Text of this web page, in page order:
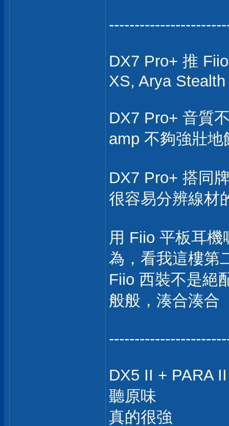
DX7 Pro+ 推
XS, Arya Stealth
DX7 Pro+ 音質
amp 不夠強壯地
DX7 Pro+ 搭同
很容易分辨線材
用 Fiio 平板耳
為，看我這樓第
Fiio 西裝不是絕
般般，湊合湊合
DX5 II + PARA
聽原味
真的很強